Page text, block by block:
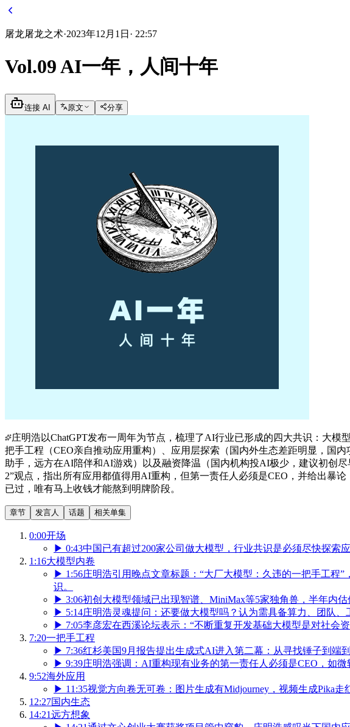
屠龙屠龙之术·2023年12月1日 · 22:57
Vol.09 AI一年，人间十年
连接 AI 原文 分享
庄明浩以ChatGPT发布一周年为节点，梳理了AI行业已形成的四大共识：大模
把手工程（CEO亲自推动应用重构）、应用层探索（国内外生态差距明显，国内
助手，远方在AI陪伴和AI游戏）以及融资降温（国内机构投AI极少，建议初创
2”观点，指出所有应用都值得用AI重构，但第一责任人必须是CEO，并给出暴
已过，唯有马上收钱才能熬到明牌阶段。
章节 发言人 话题 相关单集
0:00开场
▶ 0:43中国已有超过200家公司做大模型，行业共识是必须尽快探索应
1:16大模型内卷
▶ 1:56庄明浩引用晚点文章标题：“大厂大模型：久违的一把手工程
识。
▶ 3:06初创大模型领域已出现智谱、MiniMax等5家独角兽，半年内估
▶ 5:14庄明浩灵魂提问：还要做大模型吗？认为需具备算力、团队、
▶ 7:05李彦宏在西溪论坛表示：“不断重复开发基础大模型是对社会资
7:20一把手工程
▶ 7:36红杉美国9月报告提出生成式AI进入第二幕：从寻找锤子到端
▶ 9:39庄明浩强调：AI重构现有业务的第一责任人必须是CEO，如微
9:52海外应用
▶ 11:35视觉方向卷无可卷：图片生成有Midjourney，视频生成Pika走
12:27国内生态
14:21远方想象